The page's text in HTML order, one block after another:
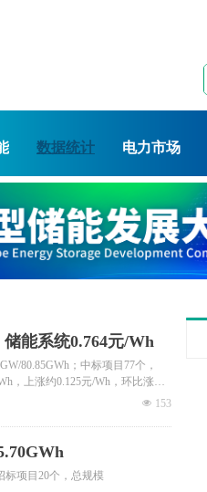
数据统计 电力市场
能系统0.764元/Wh
80.85GWh；中标项目77个，
，上涨约0.125元/Wh，环比涨幅
넶 153
标项目20个，总规模